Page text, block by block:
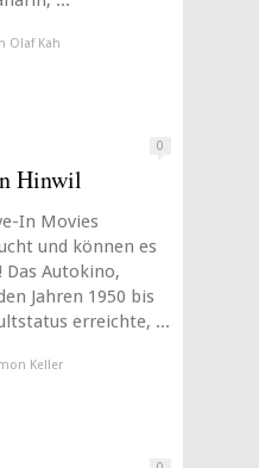
Olaf Kah
0
Hinwil
In Movies
und können es
Autokino,
Jahren 1950 bis
erreichte, ...
Keller